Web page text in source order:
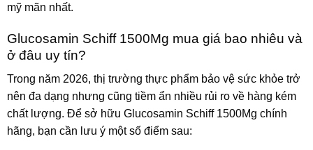
mỹ mãn nhất.
Glucosamin Schiff 1500Mg mua giá bao nhiêu và
ở đâu uy tín?
Trong năm 2026, thị trường thực phẩm bảo vệ sức khỏe trở
nên đa dạng nhưng cũng tiềm ẩn nhiều rủi ro về hàng kém
chất lượng. Để sở hữu Glucosamin Schiff 1500Mg chính
hãng, bạn cần lưu ý một số điểm sau: